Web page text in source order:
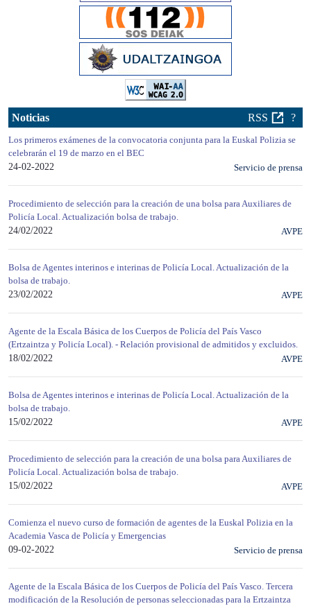
Noticias RSS ?
Los primeros exámenes de la convocatoria conjunta para la Euskal Polizia se
celebrarán el 19 de marzo en el BEC
24-02-2022
Servicio de prensa
Procedimiento de selección para la creación de una bolsa para Auxiliares de
Policía Local. Actualización bolsa de trabajo.
24/02/2022
AVPE
Bolsa de Agentes interinos e interinas de Policía Local. Actualización de la
bolsa de trabajo.
23/02/2022
AVPE
Agente de la Escala Básica de los Cuerpos de Policía del País Vasco
(Ertzaintza y Policía Local). - Relación provisional de admitidos y excluidos.
18/02/2022
AVPE
Bolsa de Agentes interinos e interinas de Policía Local. Actualización de la
bolsa de trabajo.
15/02/2022
AVPE
Procedimiento de selección para la creación de una bolsa para Auxiliares de
Policía Local. Actualización bolsa de trabajo.
15/02/2022
AVPE
Comienza el nuevo curso de formación de agentes de la Euskal Polizia en la
Academia Vasca de Policía y Emergencias
09-02-2022
Servicio de prensa
Agente de la Escala Básica de los Cuerpos de Policía del País Vasco. Tercera
modificación de la Resolución de personas seleccionadas para la Ertzaintza